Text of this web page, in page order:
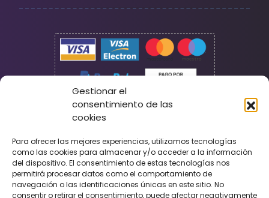
Gestionar el
consentimiento de las
cookies
Para ofrecer las mejores experiencias, utilizamos tecnologías
como las cookies para almacenar y/o acceder a la información
del dispositivo. El consentimiento de estas tecnologías nos
permitirá procesar datos como el comportamiento de
navegación o las identificaciones únicas en este sitio. No
consentir o retirar el consentimiento, puede afectar negativamente